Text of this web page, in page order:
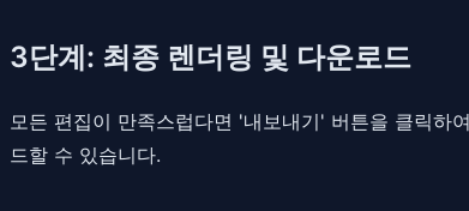
3단계: 최종 렌더링 및 다운로드
모든 편집이 만족스럽다면 '내보내기' 버튼을 클릭하
드할 수 있습니다.